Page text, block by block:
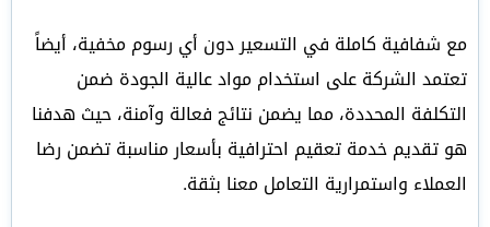
مع شفافية كاملة في التسعير دون أي رسوم مخفية، أيضاً
تعتمد الشركة على استخدام مواد عالية الجودة ضمن
التكلفة المحددة، مما يضمن نتائج فعالة وآمنة، حيث هدفنا
هو تقديم خدمة تعقيم احترافية بأسعار مناسبة تضمن رضا
العملاء واستمرارية التعامل معنا بثقة.